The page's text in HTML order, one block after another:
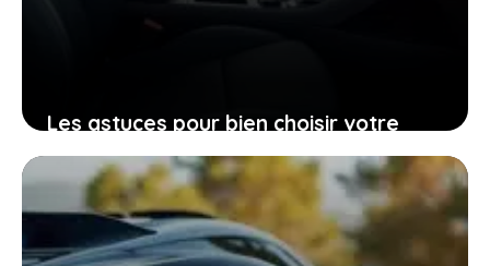
Les astuces pour bien choisir votre
Peugeot 206 d’occasion grâce à sa
fiche technique
25 janvier 2026